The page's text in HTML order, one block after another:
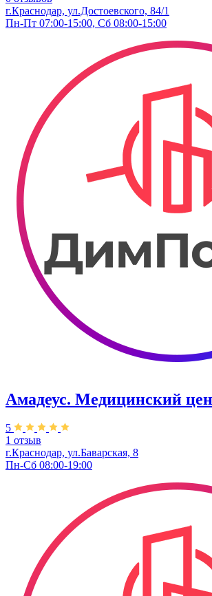
г.Краснодар, ул.Достоевского, 84/1
Пн-Пт 07:00-15:00, Сб 08:00-15:00
Амадеус. Медицинский
5
1 отзыв
г.Краснодар, ул.Баварская, 8
Пн-Сб 08:00-19:00